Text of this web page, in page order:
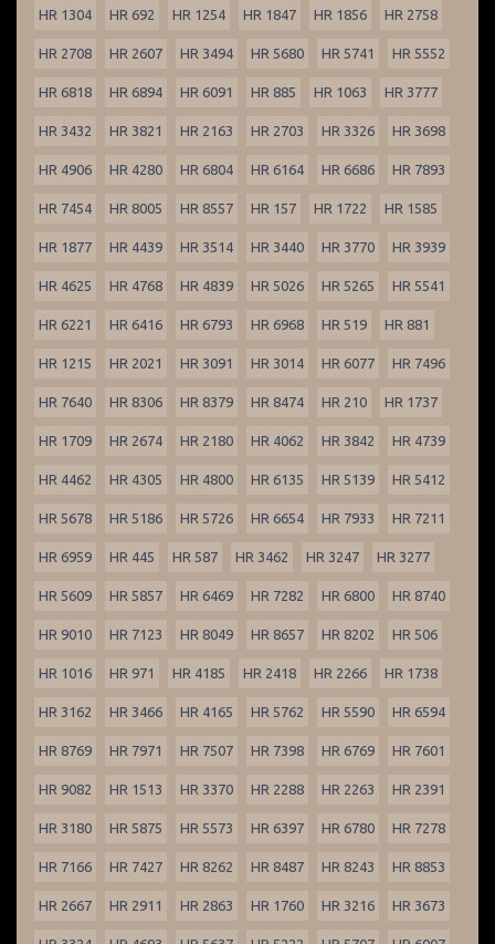
HR 1304 HR 692 HR 1254 HR 1847 HR 1856 HR 2758
HR 2708 HR 2607 HR 3494 HR 5680 HR 5741 HR 5552
HR 6818 HR 6894 HR 6091 HR 885 HR 1063 HR 3777
HR 3432 HR 3821 HR 2163 HR 2703 HR 3326 HR 3698
HR 4906 HR 4280 HR 6804 HR 6164 HR 6686 HR 7893
HR 7454 HR 8005 HR 8557 HR 157 HR 1722 HR 1585
HR 1877 HR 4439 HR 3514 HR 3440 HR 3770 HR 3939
HR 4625 HR 4768 HR 4839 HR 5026 HR 5265 HR 5541
HR 6221 HR 6416 HR 6793 HR 6968 HR 519 HR 881
HR 1215 HR 2021 HR 3091 HR 3014 HR 6077 HR 7496
HR 7640 HR 8306 HR 8379 HR 8474 HR 210 HR 1737
HR 1709 HR 2674 HR 2180 HR 4062 HR 3842 HR 4739
HR 4462 HR 4305 HR 4800 HR 6135 HR 5139 HR 5412
HR 5678 HR 5186 HR 5726 HR 6654 HR 7933 HR 7211
HR 6959 HR 445 HR 587 HR 3462 HR 3247 HR 3277
HR 5609 HR 5857 HR 6469 HR 7282 HR 6800 HR 8740
HR 9010 HR 7123 HR 8049 HR 8657 HR 8202 HR 506
HR 1016 HR 971 HR 4185 HR 2418 HR 2266 HR 1738
HR 3162 HR 3466 HR 4165 HR 5762 HR 5590 HR 6594
HR 8769 HR 7971 HR 7507 HR 7398 HR 6769 HR 7601
HR 9082 HR 1513 HR 3370 HR 2288 HR 2263 HR 2391
HR 3180 HR 5875 HR 5573 HR 6397 HR 6780 HR 7278
HR 7166 HR 7427 HR 8262 HR 8487 HR 8243 HR 8853
HR 2667 HR 2911 HR 2863 HR 1760 HR 3216 HR 3673